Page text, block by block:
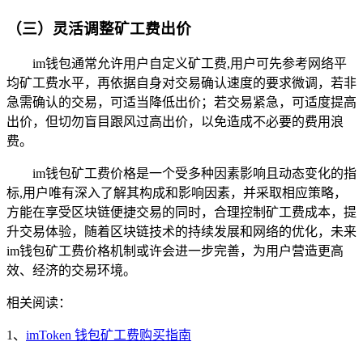
（三）灵活调整矿工费出价
im钱包通常允许用户自定义矿工费,用户可先参考网络平
均矿工费水平，再依据自身对交易确认速度的要求微调，若非
急需确认的交易，可适当降低出价；若交易紧急，可适度提高
出价，但切勿盲目跟风过高出价，以免造成不必要的费用浪
费。
im钱包矿工费价格是一个受多种因素影响且动态变化的指
标,用户唯有深入了解其构成和影响因素，并采取相应策略，
方能在享受区块链便捷交易的同时，合理控制矿工费成本，提
升交易体验，随着区块链技术的持续发展和网络的优化，未来
im钱包矿工费价格机制或许会进一步完善，为用户营造更高
效、经济的交易环境。
相关阅读：
1、 imToken 钱包矿工费购买指南